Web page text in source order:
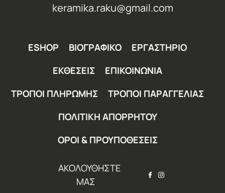
keramika.raku@gmail.com
ESHOP ΒΙΟΓΡΑΦΙΚΟ
ΕΡΓΑΣΤΗΡΙΟ
ΕΚΘΕΣΕΙΣ
ΕΠΙΚΟΙΝΩΝΙΑ
ΤΡΟΠΟΙ ΠΛΗΡΩΜΗΣ
ΤΡΟΠΟΙ ΠΑΡΑΓΓΕΛΙΑΣ
ΠΟΛΙΤΙΚΗ ΑΠΟΡΡΗΤΟΥ
ΟΡΟΙ & ΠΡΟΥΠΟΘΕΣΕΙΣ
ΑΚΟΛΟΥΘΗΣΤΕ
ΜΑΣ